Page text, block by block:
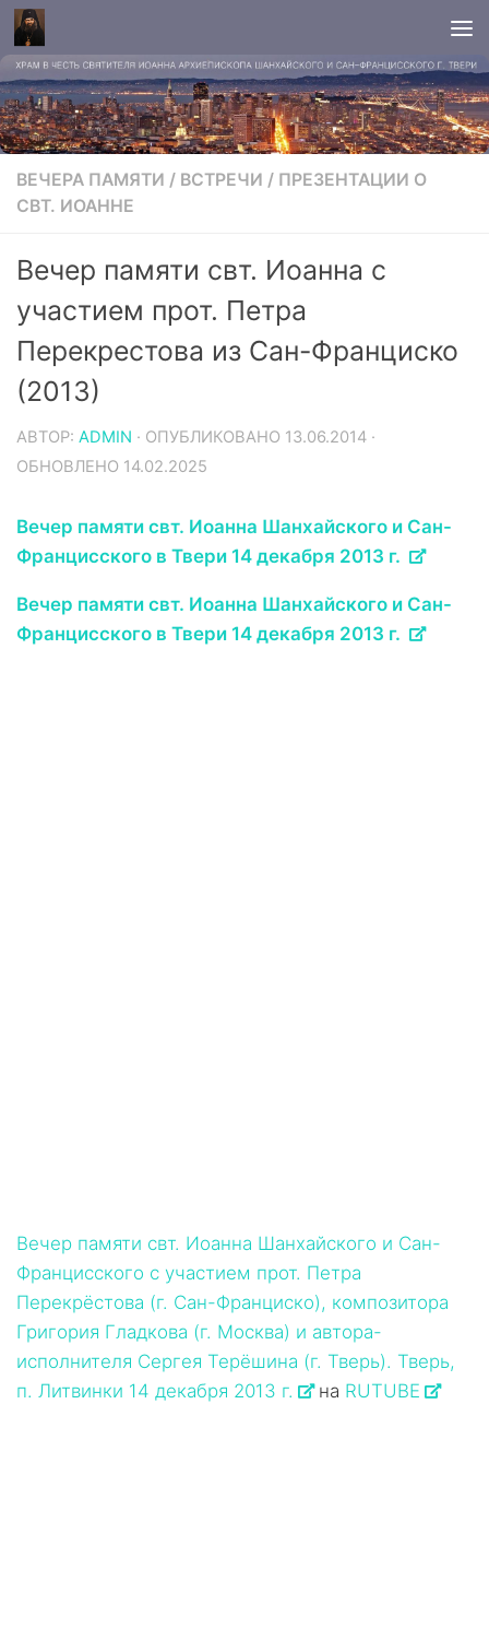
ВЕЧЕРА ПАМЯТИ / ВСТРЕЧИ / ПРЕЗЕНТАЦИИ О
СВТ. ИОАННЕ
Вечер памяти свт. Иоанна с
участием прот. Петра
Перекрестова из Сан-Франциско
(2013)
АВТОР: ADMIN · ОПУБЛИКОВАНО 13.06.2014 ·
ОБНОВЛЕНО 14.02.2025
Вечер памяти свт. Иоанна Шанхайского и Сан-
Францисского в Твери 14 декабря 2013 г.
Вечер памяти свт. Иоанна Шанхайского и Сан-
Францисского в Твери 14 декабря 2013 г.
Вечер памяти свт. Иоанна Шанхайского и Сан-
Францисского с участием прот. Петра
Перекрёстова (г. Сан-Франциско), композитора
Григория Гладкова (г. Москва) и автора-
исполнителя Сергея Терёшина (г. Тверь). Тверь,
п. Литвинки 14 декабря 2013 г.
на RUTUBE